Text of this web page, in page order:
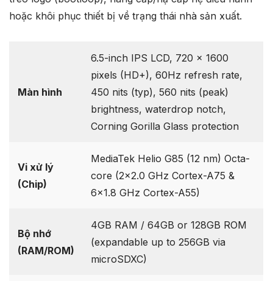
hoặc khôi phục thiết bị về trạng thái nhà sản xuất.
Màn hình
6.5-inch IPS LCD, 720 x 1600
pixels (HD+), 60Hz refresh rate,
450 nits (typ), 560 nits (peak)
brightness, waterdrop notch,
Corning Gorilla Glass protection
Vi xử lý
(Chip)
MediaTek Helio G85 (12 nm) Octa-
core (2×2.0 GHz Cortex-A75 &
6×1.8 GHz Cortex-A55)
Bộ nhớ
(RAM/ROM)
4GB RAM / 64GB or 128GB ROM
(expandable up to 256GB via
microSDXC)